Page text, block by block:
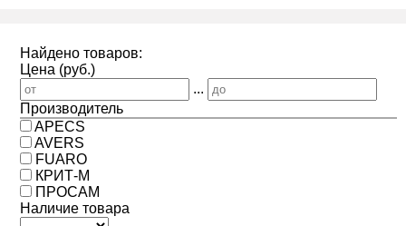
Найдено товаров:
Цена (руб.)
...
Производитель
APECS
AVERS
FUARO
КРИТ-М
ПРОСАМ
Наличие товара